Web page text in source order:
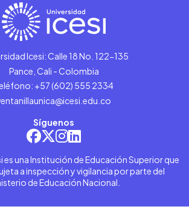
Icesi: Calle 18 No. 122-135
Pance, Cali - Colombia
+57 (602) 555 2334
Síguenos
es una Institución de Educación Superior que
a inspección y vigilancia por parte del
de Educación Nacional.